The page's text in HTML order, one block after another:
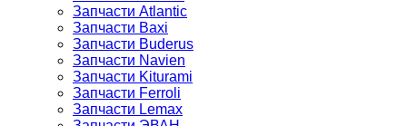
Запчасти Atlantic
Запчасти Baxi
Запчасти Buderus
Запчасти Navien
Запчасти Kiturami
Запчасти Ferroli
Запчасти Lemax